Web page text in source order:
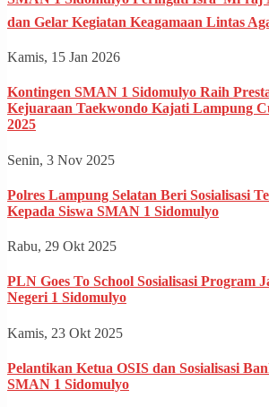
dan Gelar Kegiatan Keagamaan Lintas
Kamis, 15 Jan 2026
Kontingen SMAN 1 Sidomulyo Raih
Kejuaraan Taekwondo Kajati Lampung
2025
Senin, 3 Nov 2025
Polres Lampung Selatan Beri Sosialisasi
Kepada Siswa SMAN 1 Sidomulyo
Rabu, 29 Okt 2025
PLN Goes To School Sosialisasi Program
Negeri 1 Sidomulyo
Kamis, 23 Okt 2025
Pelantikan Ketua OSIS dan Sosialisasi
SMAN 1 Sidomulyo